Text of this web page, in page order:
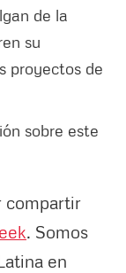
de la
su
proyectos de
sobre este
compartir
. Somos
en